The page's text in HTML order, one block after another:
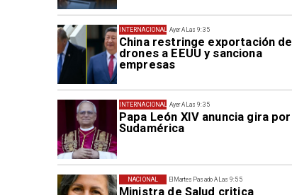
Ayer A Las 9:35
China restringe exportación de
drones a EEUU y sanciona
empresas
INTERNACIONAL
Ayer A Las 9:35
Papa León XIV anuncia gira por
Sudamérica
INTERNACIONAL
El Martes Pasado A Las 9:55
Ministra de Salud critica
NACIONAL